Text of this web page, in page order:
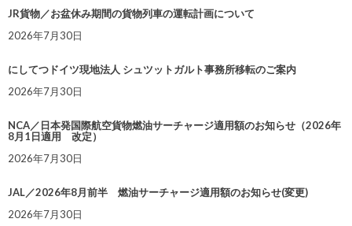
JR貨物／お盆休み期間の貨物列車の運転計画について
2026年7月30日
にしてつドイツ現地法人 シュツットガルト事務所移転のご案内
2026年7月30日
NCA／日本発国際航空貨物燃油サーチャージ適用額のお知らせ（2026年
8月1日適用 改定）
2026年7月30日
JAL／2026年8月前半 燃油サーチャージ適用額のお知らせ(変更)
2026年7月30日